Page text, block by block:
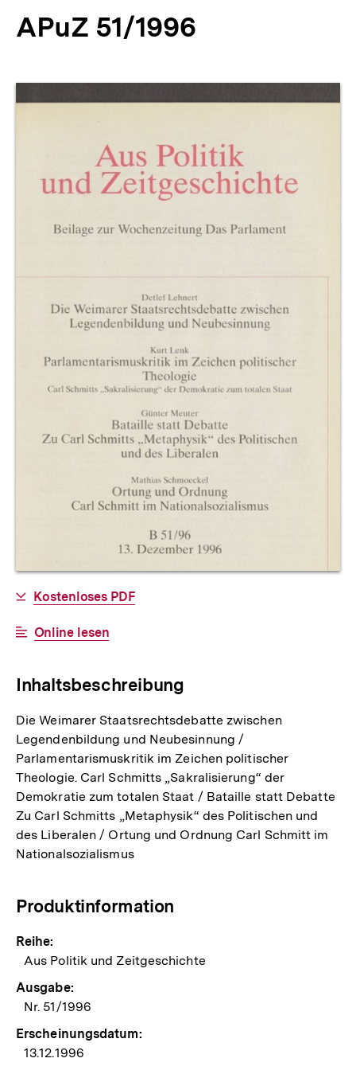
APuZ 51/1996
Produktvorschau
Allgemeine
Informationen
Download-
Kostenloses PDF
Interner
Online lesen
Inhaltsbeschreibung
Die Weimarer Staatsrechtsdebatte zwischen
Legendenbildung und Neubesinnung /
Parlamentarismuskritik im Zeichen politischer
Theologie. Carl Schmitts „Sakralisierung“ der
Demokratie zum totalen Staat / Bataille statt Debatte
Zu Carl Schmitts „Metaphysik“ des Politischen und
des Liberalen / Ortung und Ordnung Carl Schmitt im
Nationalsozialismus
Produktinformation
Reihe:
Aus Politik und Zeitgeschichte
Ausgabe:
Nr. 51/1996
Erscheinungsdatum:
13.12.1996